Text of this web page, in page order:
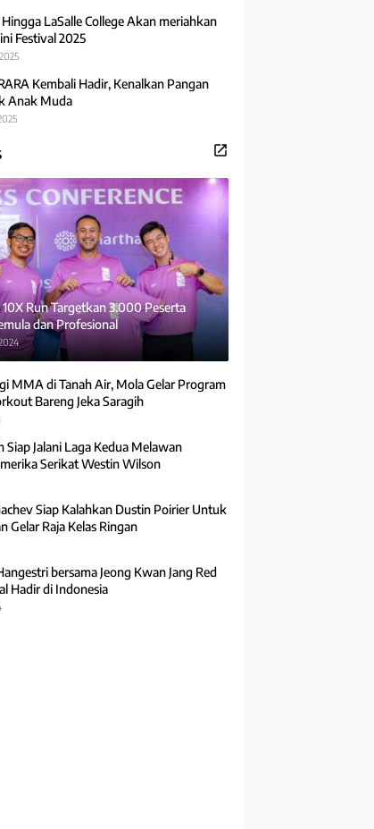
LaSalle College Akan meriahkan
Festival 2025
Kembali Hadir, Kenalkan Pangan
Anak Muda
Run Targetkan 3.000 Peserta
dan Profesional
MMA di Tanah Air, Mola Gelar Program
Bareng Jeka Saragih
Siap Jalani Laga Kedua Melawan
Serikat Westin Wilson
Siap Kalahkan Dustin Poirier Untuk
Gelar Raja Kelas Ringan
bersama Jeong Kwan Jang Red
Hadir di Indonesia